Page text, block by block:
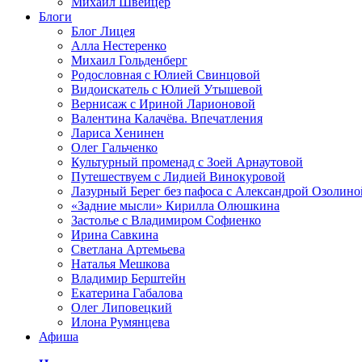
Блоги
Блог Лицея
Алла Нестеренко
Михаил Гольденберг
Родословная с Юлией Свинцовой
Видоискатель с Юлией Утышевой
Вернисаж с Ириной Ларионовой
Валентина Калачёва. Впечатления
Лариса Хенинен
Олег Гальченко
Культурный променад с Зоей Арнаутовой
Путешествуем с Лидией Винокуровой
Лазурный Берег без пафоса с Александрой
«Задние мысли» Кирилла Олюшкина
Застолье с Владимиром Софиенко
Ирина Савкина
Светлана Артемьева
Наталья Мешкова
Владимир Берштейн
Екатерина Габалова
Олег Липовецкий
Илона Румянцева
Афиша